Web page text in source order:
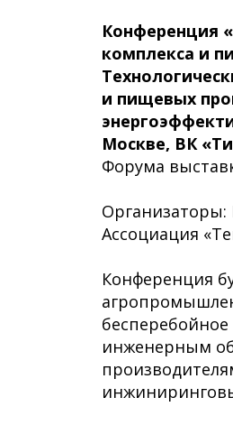
Конференция
комплекса и
и пищевых
Москве, ВК
Форума
Ассоциация
Конференция
инженерным